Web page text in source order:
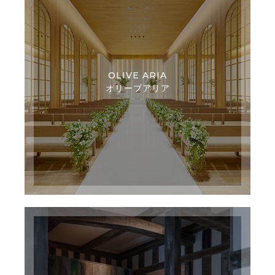
OLIVE ARIA
オリーブアリア